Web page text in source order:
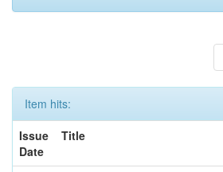
Item hits:
Issue
Date
Title